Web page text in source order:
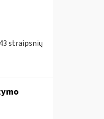
43 straipsnių